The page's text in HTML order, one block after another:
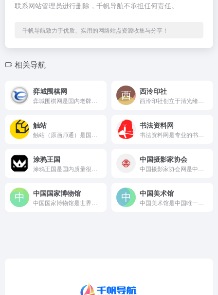
联系网站管理员进行删除，千帆导航不承担任何责任。
千帆导航致力于优质、实用的网络站点资源收集与分享！
相关导航
弈城围棋网 西泠印社
触站 书法资料网
涂鸦王国 中国摄影家协会
中国国家博物馆 中国美术馆